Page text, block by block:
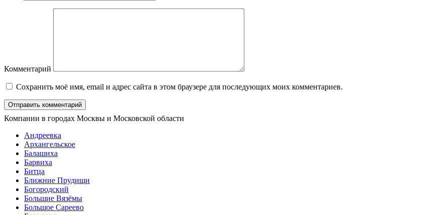
Комментарий
Сохранить моё имя, email и адрес сайта в этом браузере для последующих моих комментариев.
Компании в городах Москвы и Московской области
Андреевка
Архангельское
Балашиха
Барвиха
Битца
Ближние Прудищи
Богородский
Большие Вязёмы
Большое Сареево